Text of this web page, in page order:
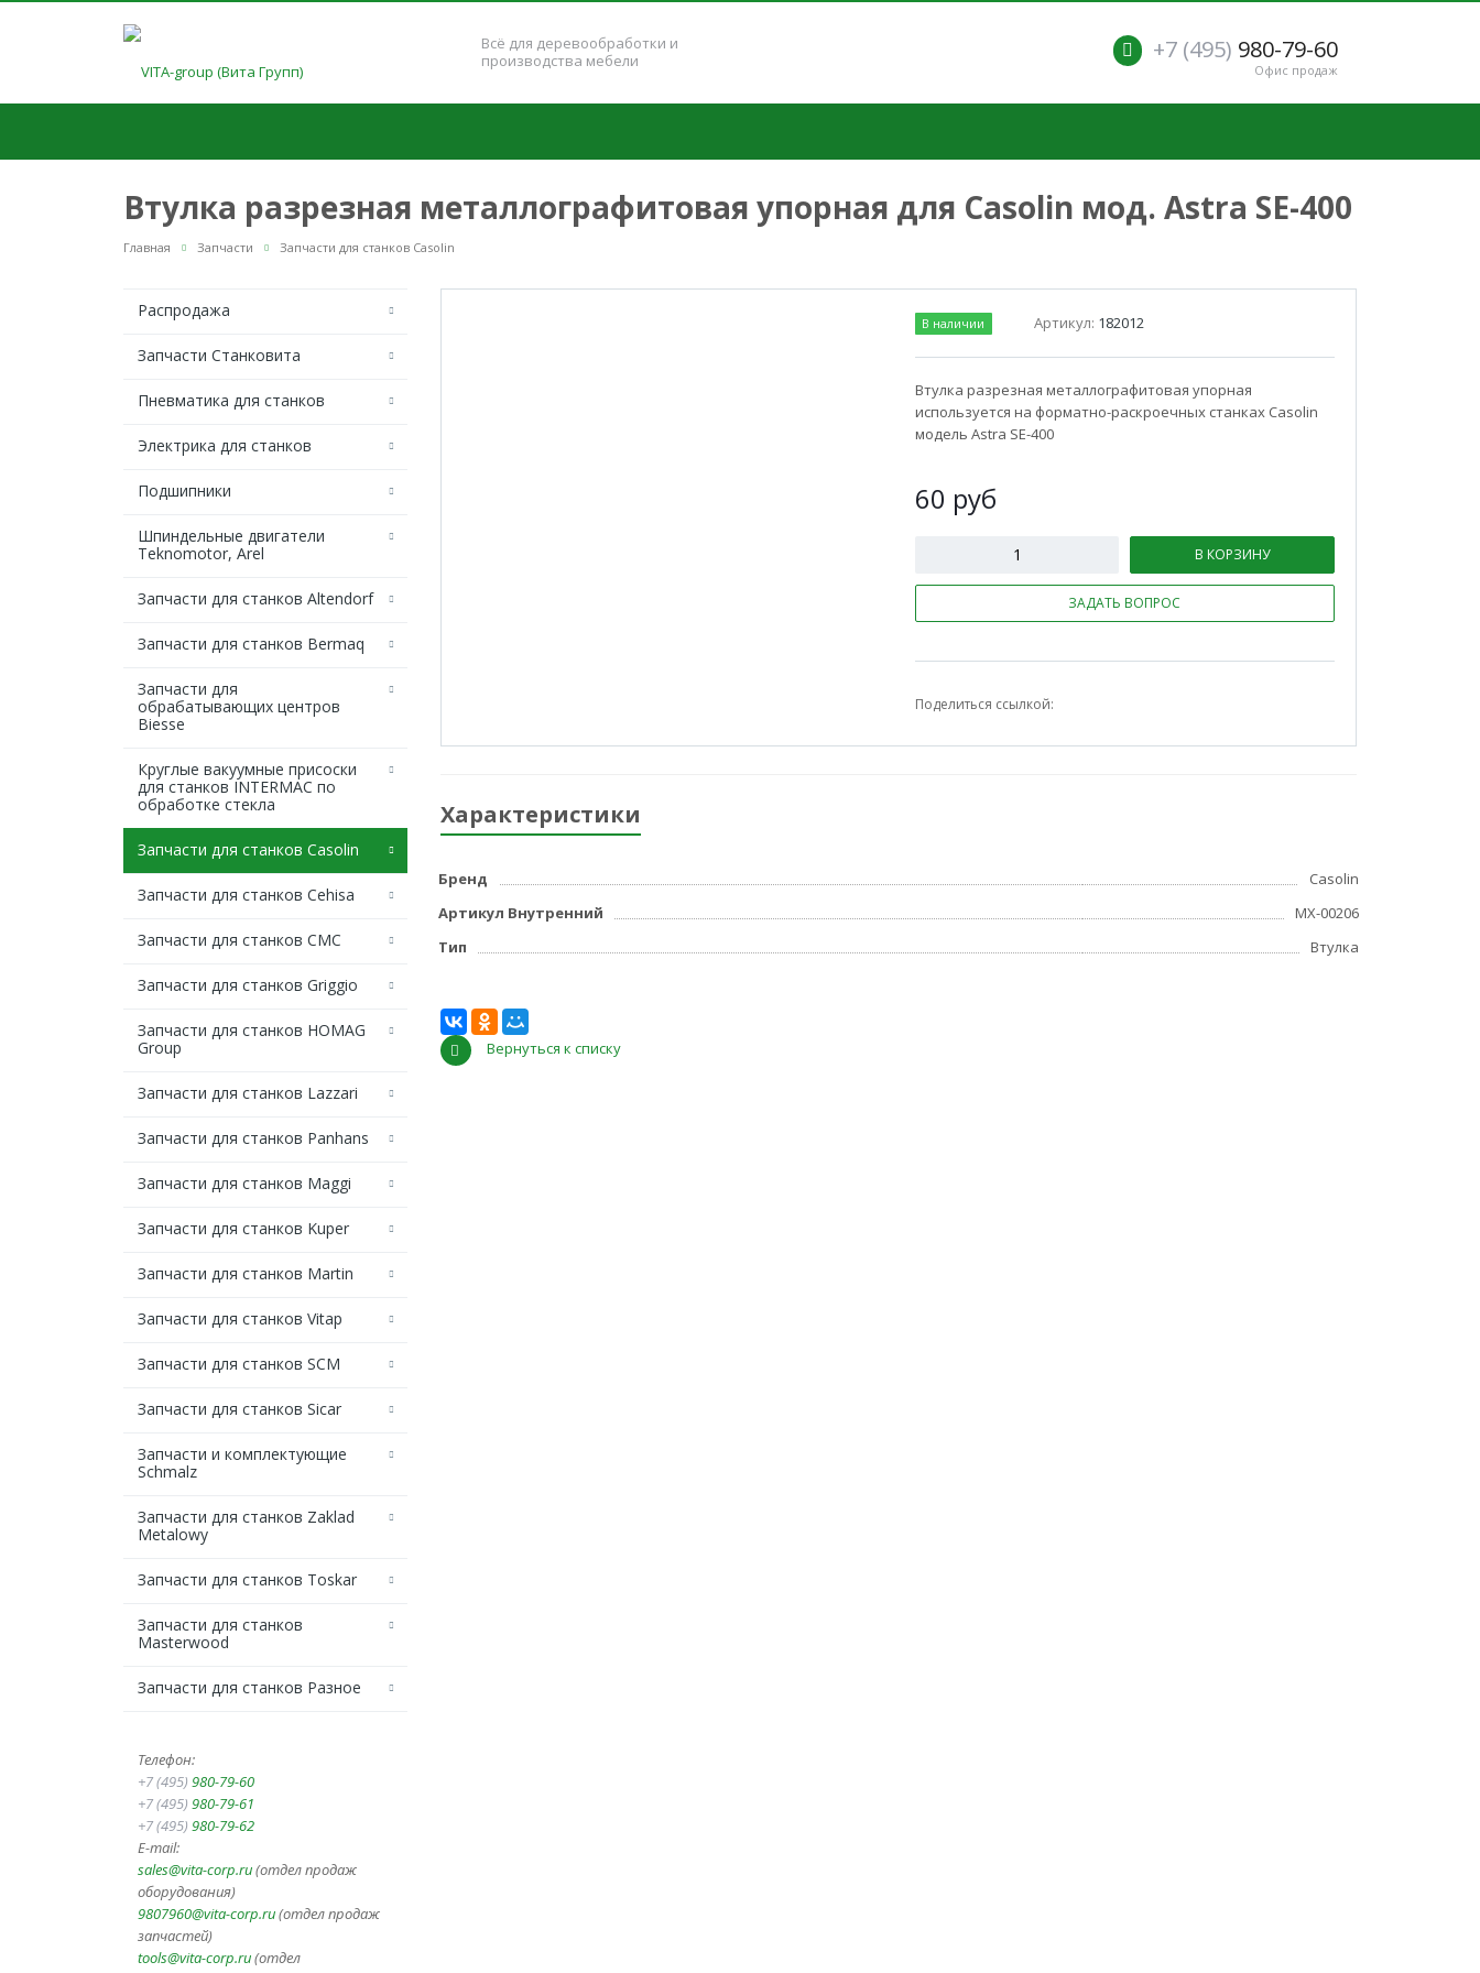
Всё для деревообработки и
производства мебели
+7 (495) 980-79-60
Офис продаж
Втулка разрезная металлографитовая упорная для Casolin мод. Astra SE-400
Главная Запчасти Запчасти для станков Casolin
Распродажа
Запчасти Станковита
Пневматика для станков
Электрика для станков
Подшипники
Шпиндельные двигатели
Teknomotor, Arel
Запчасти для станков Altendorf
Запчасти для станков Bermaq
Запчасти для
обрабатывающих центров
Biesse
Круглые вакуумные присоски
для станков INTERMAC по
обработке стекла
Запчасти для станков Casolin
Запчасти для станков Cehisa
Запчасти для станков CMC
Запчасти для станков Griggio
Запчасти для станков HOMAG
Group
Запчасти для станков Lazzari
Запчасти для станков Panhans
Запчасти для станков Maggi
Запчасти для станков Kuper
Запчасти для станков Martin
Запчасти для станков Vitap
Запчасти для станков SCM
Запчасти для станков Sicar
Запчасти и комплектующие
Schmalz
Запчасти для станков Zaklad
Metalowy
Запчасти для станков Toskar
Запчасти для станков
Masterwood
Запчасти для станков Разное
Телефон:
+7 (495) 980-79-60
+7 (495) 980-79-61
+7 (495) 980-79-62
E-mail:
sales@vita-corp.ru(отдел продаж
оборудования)
9807960@vita-corp.ru(отдел продаж
запчастей)
tools@vita-corp.ru(отдел
В наличии Артикул: 182012
Втулка разрезная металлографитовая упорная
используется на форматно-раскроечных станках Casolin
модель Astra SE-400
60 руб
В КОРЗИНУ
ЗАДАТЬ ВОПРОС
Поделиться ссылкой:
Характеристики
Бренд
Casolin
Артикул Внутренний
МХ-00206
Тип
Втулка
Вернуться к списку